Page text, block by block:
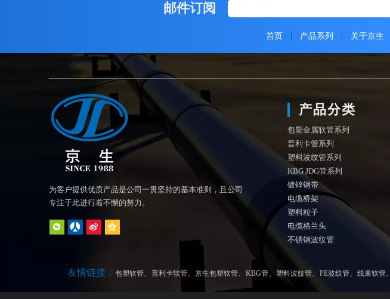
邮件订阅
首页 产品系列 关于京生
为客户提供优质产品是公司一贯坚持的基本准则，且公司
专注于此进行着不懈的努力。
产品分类
包塑金属软管系列
普利卡管系列
塑料波纹管系列
KBG JDG管系列
镀锌钢带
电缆桥架
塑料粒子
电缆格兰头
不锈钢波纹管
友情链接： 包塑软管、 普利卡软管、 京生包塑软管、 KBG管、 塑料波纹管、 PE波纹管、 线束软管、